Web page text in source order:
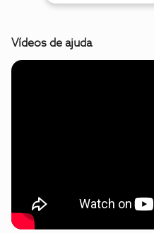
Vídeos de ajuda